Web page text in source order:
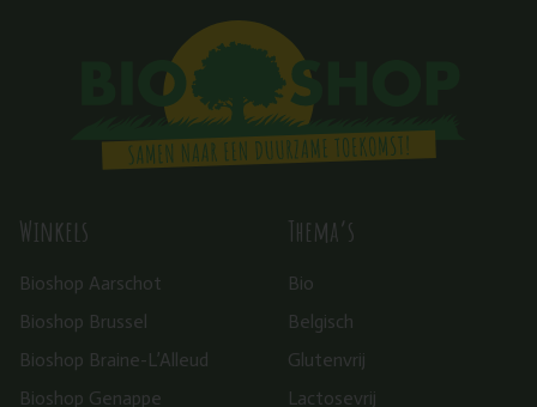
Winkels
Bioshop Aarschot
Bioshop Brussel
Bioshop Braine-L’Alleud
Bioshop Genappe
Thema’s
Bio
Belgisch
Glutenvrij
Lactosevrij